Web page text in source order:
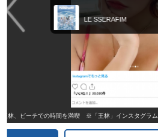
LE SSERAFIM
王林、ビーチでの時間を満喫 ※「王林」インスタグラム